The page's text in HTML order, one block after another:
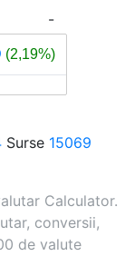
-
(2,19%)
Surse 15069
Calculator.
conversii,
de valute